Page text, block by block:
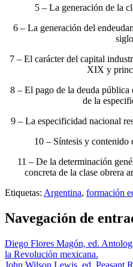
5 – La generación de la
6 – La generación del
7 – El carácter del capital
XIX y
8 – El pago de la deuda
de la
9 – La especificidad nacional
10 – Síntesis y contenido
11 – De la determinación
concreta de la clase obrera
Etiquetas: Argentina, formación
Navegación de
Diego Flores Magón, ed.
la Revolución mexicana.